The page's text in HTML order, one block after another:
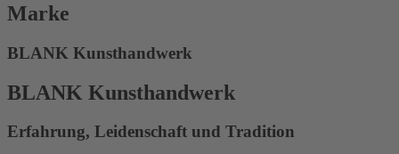
Marke
BLANK Kunsthandwerk
BLANK Kunsthandwerk
Erfahrung, Leidenschaft und Tradition